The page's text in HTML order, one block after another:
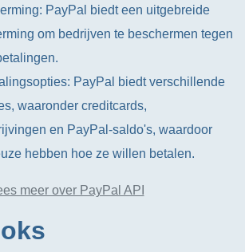
PayPal biedt een uitgebreide
om bedrijven te beschermen tegen
PayPal biedt verschillende
waaronder creditcards,
en PayPal-saldo's, waardoor
hebben hoe ze willen betalen.
meer over PayPal API